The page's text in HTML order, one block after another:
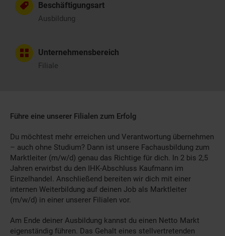
Beschäftigungsart
Ausbildung
Unternehmensbereich
Filiale
Führe eine unserer Filialen zum Erfolg
Du möchtest mehr erreichen und Verantwortung übernehmen
– auch ohne Studium? Dann ist unsere Fachausbildung zum
Marktleiter (m/w/d) genau das Richtige für dich. In 2 bis 2,5
Jahren erwirbst du den IHK-Abschluss Kaufmann im
Einzelhandel. Anschließend bereiten wir dich mit einer
internen Weiterbildung auf deinen Job als Marktleiter
(m/w/d) in einer unserer Filialen vor.
Am Ende deiner Ausbildung kannst du einen Netto Markt
eigenständig führen. Das Gehalt eines stellvertretenden